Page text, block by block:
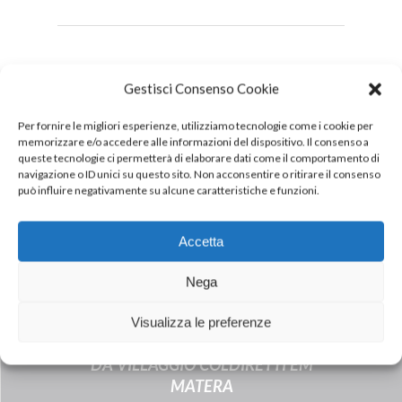
Gestisci Consenso Cookie
Per fornire le migliori esperienze, utilizziamo tecnologie come i cookie per
memorizzare e/o accedere alle informazioni del dispositivo. Il consenso a
queste tecnologie ci permetterà di elaborare dati come il comportamento di
navigazione o ID unici su questo sito. Non acconsentire o ritirare il consenso
può influire negativamente su alcune caratteristiche e funzioni.
Accetta
Nega
Visualizza le preferenze
DOWNLOAD
Next Post
DA VILLAGGIO COLDIRETTI EM
MATERA